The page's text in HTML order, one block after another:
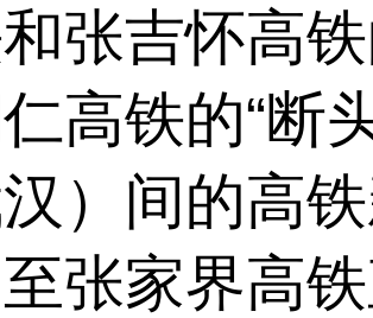
张吉怀高
高铁的“断
汉）间的高
张家界高